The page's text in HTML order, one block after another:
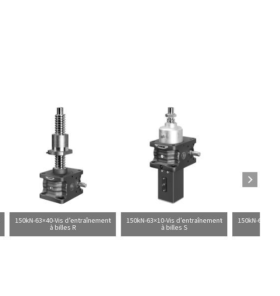
150kN-63×40-Vis d’entraînement
à billes R
150kN-63×10-Vis d’entraînement
à billes S
150kN-